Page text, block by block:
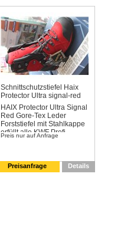
Schnittschutzstiefel Haix
Protector Ultra signal-red
HAIX Protector Ultra Signal
Red Gore-Tex Leder
Forststiefel mit Stahlkappe
erfüllt alle KWF Profi-
Anforderungen Volle KWF
Rutschfeste VIBRAM®-
Sohle mit Geländeprofil
Preis nur auf Anfrage
Preisanfrage Details